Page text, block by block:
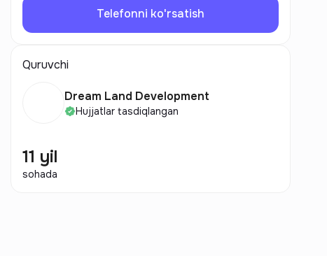
Telefonni ko'rsatish
Quruvchi
Dream Land Development
Hujjatlar tasdiqlangan
11 yil
sohada